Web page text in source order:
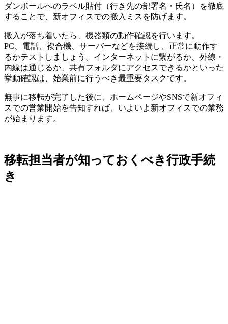
ダンボールへのラベル貼付（行き先の部署名・氏名）を徹底
することで、新オフィスでの搬入ミスを防げます。
搬入が落ち着いたら、機器類の動作確認を行います。
PC、電話、複合機、サーバーなどを接続し、正常に動作す
るかテストしましょう。 インターネットに繋がるか、外線・
内線は通じるか、共有フォルダにアクセスできるかといった
挙動確認は、始業前に行うべき最重要タスクです。
無事に移転が完了した後に、ホームページやSNSで新オフィ
スでの営業開始を告知すれば、いよいよ新オフィスでの業務
が始まります。
移転担当者が知っておくべき行政手続
き